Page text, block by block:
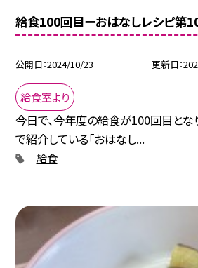
給食100回目ーおはなしレシピ第
公開日 2024/10/23 更新日
給食室より
今日で、今年度の給食が100回目とな
で紹介している「おはなし...
給食